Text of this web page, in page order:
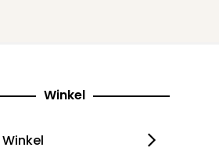
Winkel
Winkel